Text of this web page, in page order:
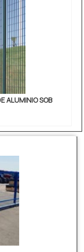
ALUMINIO SOB